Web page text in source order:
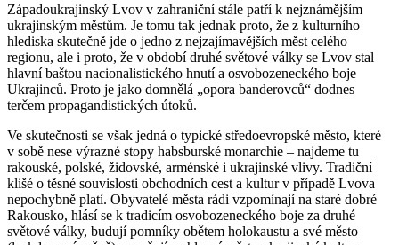
Západoukrajinský Lvov v zahraniční stále patří k nejznámějším
ukrajinským městům. Je tomu tak jednak proto, že z kulturního
hlediska skutečně jde o jedno z nejzajímavějších měst celého
regionu, ale i proto, že v období druhé světové války se Lvov stal
hlavní baštou nacionalistického hnutí a osvobozeneckého boje
Ukrajinců. Proto je jako domnělá „opora banderovců“ dodnes
terčem propagandistických útoků.
Ve skutečnosti se však jedná o typické středoevropské město, které
v sobě nese výrazné stopy habsburské monarchie – najdeme tu
rakouské, polské, židovské, arménské i ukrajinské vlivy. Tradiční
klišé o těsné souvislosti obchodních cest a kultur v případě Lvova
nepochybně platí. Obyvatelé města rádi vzpomínají na staré dobré
Rakousko, hlásí se k tradicím osvobozeneckého boje za druhé
světové války, budují pomníky obětem holokaustu a své město